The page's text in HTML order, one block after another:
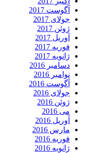
آگوست 2017
جولای 2017
ژوئن 2017
آوریل 2017
فوریه 2017
ژانویه 2017
دسامبر 2016
نوامبر 2016
آگوست 2016
جولای 2016
ژوئن 2016
می 2016
آوریل 2016
مارس 2016
فوریه 2016
ژانویه 2016